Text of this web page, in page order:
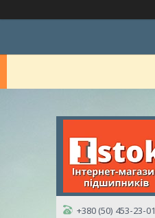
+380 (50) 453-23-01